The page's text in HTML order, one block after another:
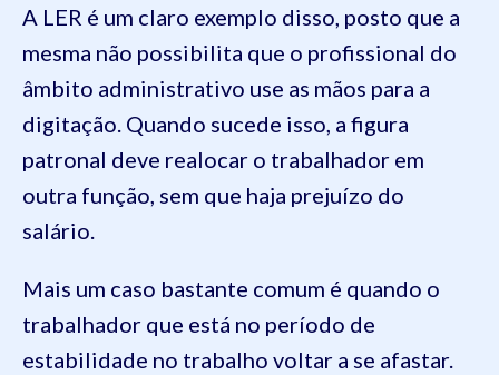
A LER é um claro exemplo disso, posto que a
mesma não possibilita que o profissional do
âmbito administrativo use as mãos para a
digitação. Quando sucede isso, a figura
patronal deve realocar o trabalhador em
outra função, sem que haja prejuízo do
salário.
Mais um caso bastante comum é quando o
trabalhador que está no período de
estabilidade no trabalho voltar a se afastar.